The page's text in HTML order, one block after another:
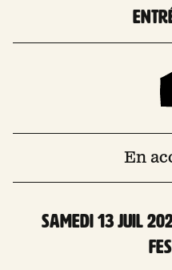
En
samedi 13 Juil